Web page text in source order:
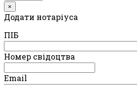
×
Додати нотаріуса
ПIБ
Номер свідоцтва
Email